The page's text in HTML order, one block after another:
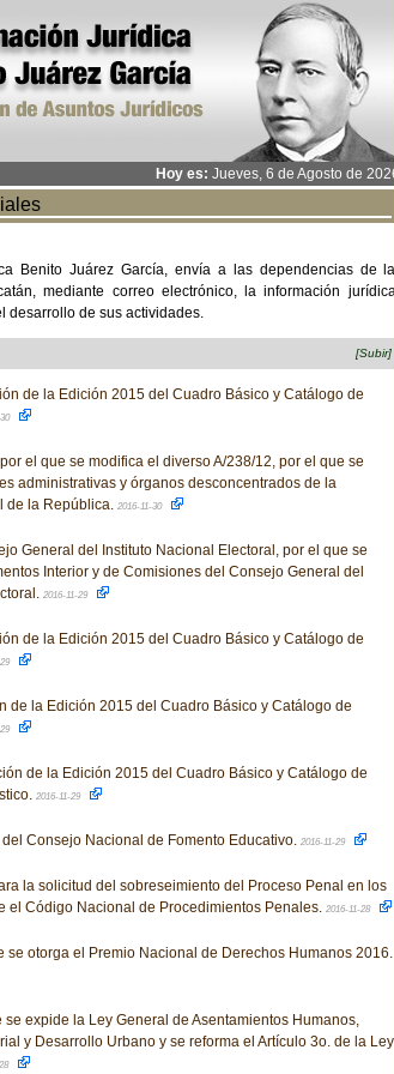
Hoy es: Jueves, 6 de Agosto de
Benito Juárez García, envía a las dependencias de la
mediante correo electrónico, la información
desarrollo de sus actividades.
[Subir]
de la Edición 2015 del Cuadro Básico y Catálogo de
el que se modifica el diverso A/238/12, por el que se
administrativas y órganos desconcentrados de la
de la República. 2016-11-30
General del Instituto Nacional Electoral, por el que se
Interior y de Comisiones del Consejo General del
2016-11-29
de la Edición 2015 del Cuadro Básico y Catálogo de
de la Edición 2015 del Cuadro Básico y Catálogo de
de la Edición 2015 del Cuadro Básico y Catálogo de
2016-11-29
del Consejo Nacional de Fomento Educativo. 2016-11-29
la solicitud del sobreseimiento del Proceso Penal en los
el Código Nacional de Procedimientos Penales. 2016-11-28
se otorga el Premio Nacional de Derechos Humanos 2016.
se expide la Ley General de Asentamientos Humanos,
y Desarrollo Urbano y se reforma el Artículo 3o. de la Ley